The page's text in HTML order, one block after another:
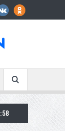
Дагестана